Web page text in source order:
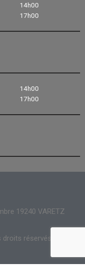
14h00
17h00
14h00
17h00
19240 VARETZ
réservés